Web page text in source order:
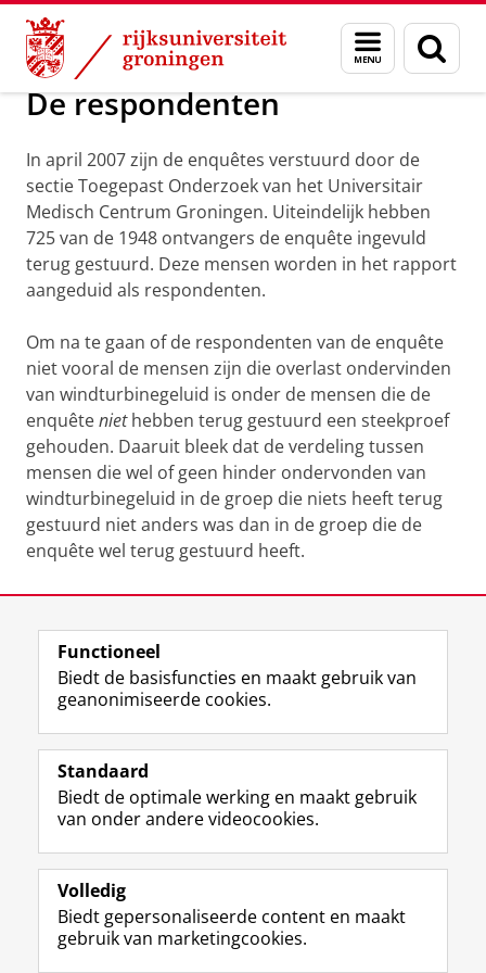
Skip
Content
Skip
Navigation
Menu
en
zoeken
Het WINDFARM perception project
De respondenten
In april 2007 zijn de enquêtes verstuurd door de
sectie Toegepast Onderzoek van het Universitair
Medisch Centrum Groningen. Uiteindelijk hebben
725 van de 1948 ontvangers de enquête ingevuld
terug gestuurd. Deze mensen worden in het rapport
aangeduid als respondenten.
Om na te gaan of de respondenten van de enquête
niet vooral de mensen zijn die overlast ondervinden
van windturbinegeluid is onder de mensen die de
enquêteniethebben terug gestuurd een steekproef
gehouden. Daaruit bleek dat de verdeling tussen
mensen die wel of geen hinder ondervonden van
windturbinegeluid in de groep die niets heeft terug
gestuurd niet anders was dan in de groep die de
enquête wel terug gestuurd heeft.
View this page in:English
Volg de RUG
F
a
e
b
o
p
a
L
i
k
e
I
-
p
R
S
-
f
e
R
I
n
t
r
m
Y
o
T
e
k
Studiekiezers
Alumni
Over ons
Functioneel
Biedt de basisfuncties en maakt gebruik van
geanonimiseerde cookies.
Standaard
Biedt de optimale werking en maakt gebruik
van onder andere videocookies.
Volledig
Biedt gepersonaliseerde content en maakt
gebruik van marketingcookies.